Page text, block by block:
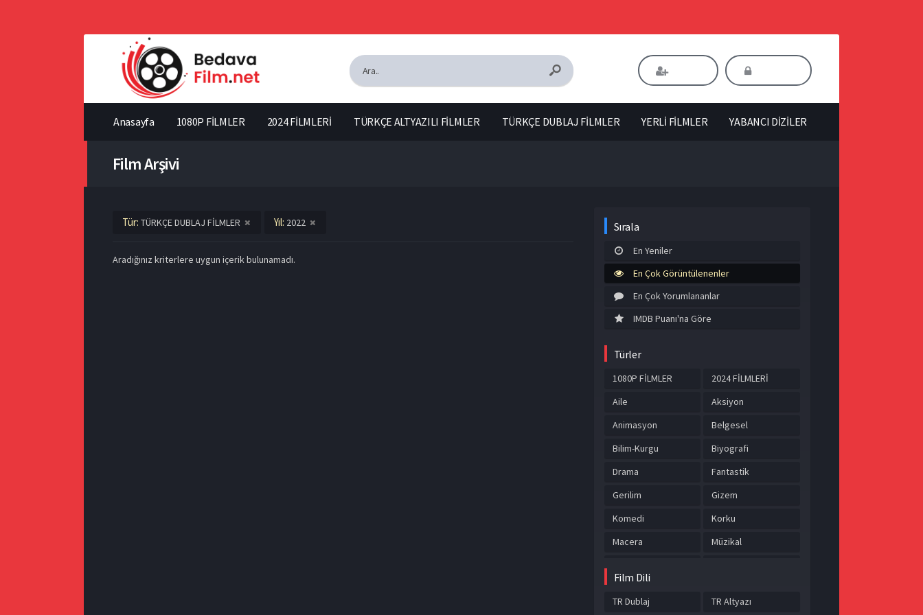
Anasayfa 1080P FİLMLER 2024 FİLMLERİ TÜRKÇE ALTYAZILI FİLMLER TÜRKÇE DUBLAJ FİLMLER YERLİ FİLMLER YABANCI DİZİLER
Film Arşivi
Tür: TÜRKÇE DUBLAJ FİLMLER Yıl: 2022
Aradığınız kriterlere uygun içerik bulunamadı.
Sırala
En Yeniler
En Çok Görüntülenenler
En Çok Yorumlananlar
IMDB Puanı'na Göre
Türler
1080P FİLMLER
2024 FİLMLERİ
Aile
Aksiyon
Animasyon
Belgesel
Bilim-Kurgu
Biyografi
Drama
Fantastik
Gerilim
Gizem
Komedi
Korku
Macera
Müzikal
Film Dili
TR Dublaj TR Altyazı